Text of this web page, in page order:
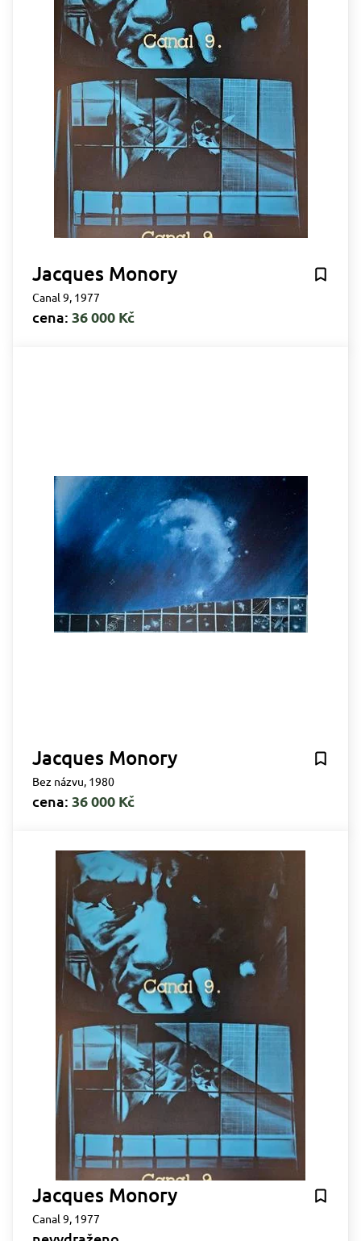
Jacques Monory
Canal 9, 1977
cena: 36 000 Kč
Jacques Monory
Bez názvu, 1980
cena: 36 000 Kč
Jacques Monory
Canal 9, 1977